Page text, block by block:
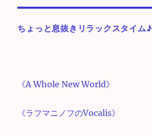
レ
ヤ
ちょっと息抜きリラックスタイム♪
《A Whole New World》
《ラフマニノフのVocalis》